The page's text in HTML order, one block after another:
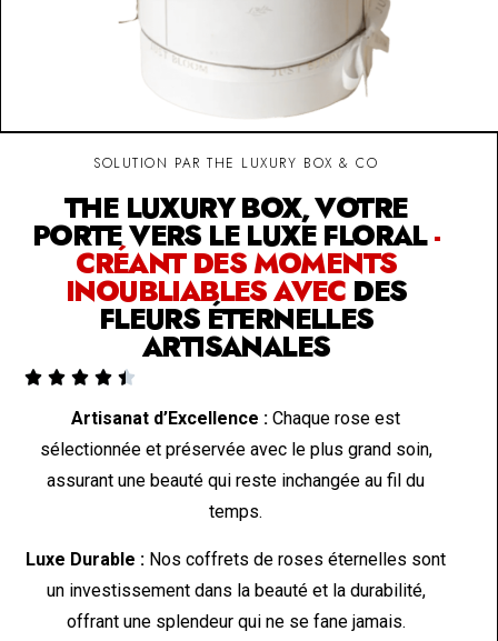
SOLUTION PAR THE LUXURY BOX & CO
THE LUXURY BOX, VOTRE
PORTE VERS LE LUXE FLORAL-
CRÉANT DES MOMENTS
INOUBLIABLES AVEC DES
FLEURS ÉTERNELLES
ARTISANALES
    
Artisanat d’Excellence : Chaque rose est
sélectionnée et préservée avec le plus grand soin,
assurant une beauté qui reste inchangée au fil du
temps.
Luxe Durable : Nos coffrets de roses éternelles sont
un investissement dans la beauté et la durabilité,
offrant une splendeur qui ne se fane jamais.